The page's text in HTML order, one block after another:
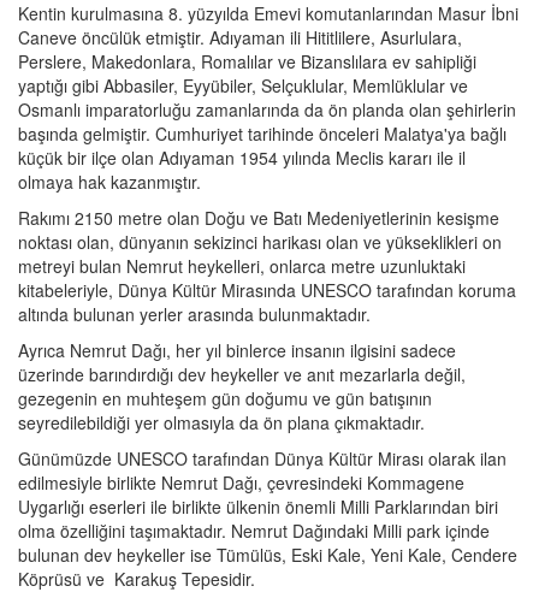
Kentin kurulmasına 8. yüzyılda Emevi komutanlarından Masur İbni
Caneve öncülük etmiştir. Adıyaman ili Hititlilere, Asurlulara,
Perslere, Makedonlara, Romalılar ve Bizanslılara ev sahipliği
yaptığı gibi Abbasiler, Eyyübiler, Selçuklular, Memlüklular ve
Osmanlı imparatorluğu zamanlarında da ön planda olan şehirlerin
başında gelmiştir. Cumhuriyet tarihinde önceleri Malatya'ya bağlı
küçük bir ilçe olan Adıyaman 1954 yılında Meclis kararı ile il
olmaya hak kazanmıştır.
Rakımı 2150 metre olan Doğu ve Batı Medeniyetlerinin kesişme
noktası olan, dünyanın sekizinci harikası olan ve yükseklikleri on
metreyi bulan Nemrut heykelleri, onlarca metre uzunluktaki
kitabeleriyle, Dünya Kültür Mirasında UNESCO tarafından koruma
altında bulunan yerler arasında bulunmaktadır.
Ayrıca Nemrut Dağı, her yıl binlerce insanın ilgisini sadece
üzerinde barındırdığı dev heykeller ve anıt mezarlarla değil,
gezegenin en muhteşem gün doğumu ve gün batışının
seyredilebildiği yer olmasıyla da ön plana çıkmaktadır.
Günümüzde UNESCO tarafından Dünya Kültür Mirası olarak ilan
edilmesiyle birlikte Nemrut Dağı, çevresindeki Kommagene
Uygarlığı eserleri ile birlikte ülkenin önemli Milli Parklarından biri
olma özelliğini taşımaktadır. Nemrut Dağındaki Milli park içinde
bulunan dev heykeller ise Tümülüs, Eski Kale, Yeni Kale, Cendere
Köprüsü ve Karakuş Tepesidir.